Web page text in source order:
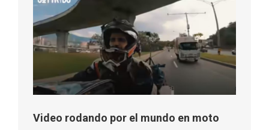
Video rodando por el mundo en moto